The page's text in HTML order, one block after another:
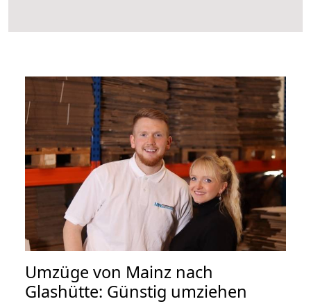
Umzüge von Mainz nach
Glashütte: Günstig umziehen